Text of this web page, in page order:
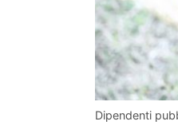
Dipendenti